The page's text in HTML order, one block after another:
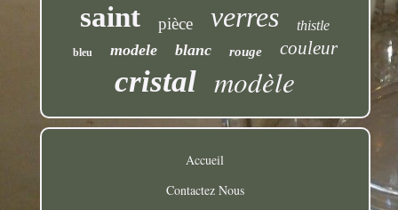
saint pièce verres thistle
bleu modele blanc rouge couleur
cristal modèle
Accueil
Contactez Nous